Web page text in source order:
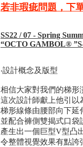
若非瑕疵問題，下
SS22 / 07⁠ - Spring
“OCTO GAMBOL®️
‧設計概念及版型
相信大家對我們的梯形
這次設計師獻上他引以
梯形線條由腰部向下延
並配合褲側雙揭式口袋
產生出一個巨型V型凸
令整體視覺效果有點誇